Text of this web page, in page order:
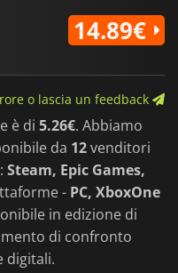
14.89€
o lascia un feedback
è di 5.26€. Abbiamo
da 12venditori
Steam, Epic Games,
- PC, XboxOne
in edizione di
di confronto
digitali.